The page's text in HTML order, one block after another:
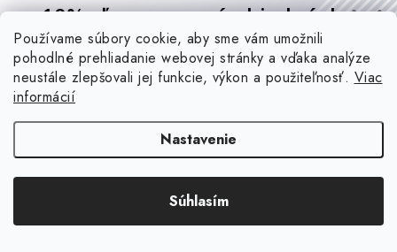
Používame súbory cookie, aby sme vám umožnili
pohodlné prehliadanie webovej stránky a vďaka analýze
neustále zlepšovali jej funkcie, výkon a použiteľnosť. Viac
informácií
Nastavenie
Súhlasím
Reklamácie a formulár na odstúpenie od zmluvy
Blog
10% zľavana prvú objednávku
Prihláste sa azískajtezľavu aj praktické tipy,vďaka ktorým
budete svietiť lepšie a platiť menej.
CHCEM ZĽAVU